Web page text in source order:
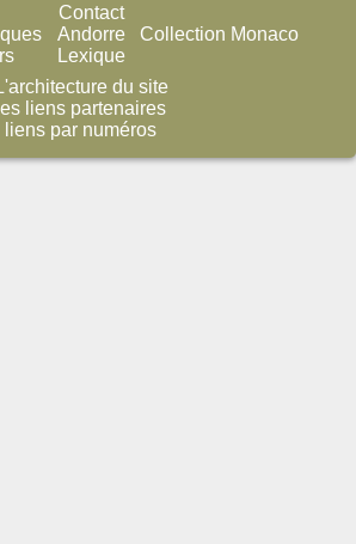
Contact
Andorre
Lexique
Collection Monaco
du site
les liens partenaires
liens par numéros